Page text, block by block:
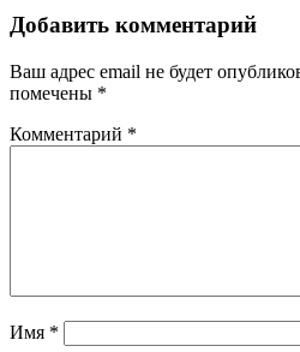
Добавить комментарий
Ваш адрес email не будет
помечены *
Комментарий *
Имя *